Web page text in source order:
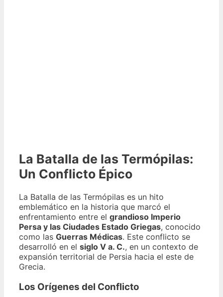
La Batalla de las Termópilas:
Un Conflicto Épico
La Batalla de las Termópilas es un hito
emblemático en la historia que marcó el
enfrentamiento entre el grandioso Imperio
Persa y las Ciudades Estado Griegas, conocido
como las Guerras Médicas. Este conflicto se
desarrolló en el siglo V a. C., en un contexto de
expansión territorial de Persia hacia el este de
Grecia.
Los Orígenes del Conflicto